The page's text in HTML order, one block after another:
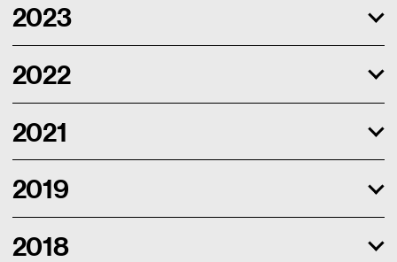
2023
2022
2021
2019
2018